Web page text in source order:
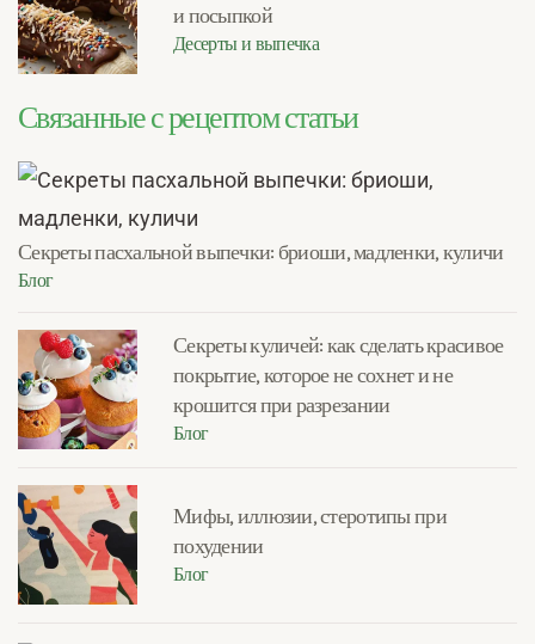
и посыпкой
Десерты и выпечка
Связанные с рецептом статьи
Секреты пасхальной выпечки: бриоши, мадленки, куличи
Блог
Секреты куличей: как сделать красивое
покрытие, которое не сохнет и не
крошится при разрезании
Блог
Мифы, иллюзии, стеротипы при
похудении
Блог